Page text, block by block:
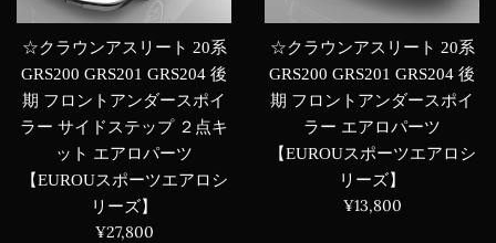
☆クラウンアスリート 20系
GRS200 GRS201 GRS204 後
期 フロントアンダースポイ
ラー サイドステップ ２点キ
ット エアロパーツ
【EUROUスポーツエアロシ
リーズ】
通
¥27,800
☆クラウンアスリート 20系
GRS200 GRS201 GRS204 後
期 フロントアンダースポイ
ラー エアロパーツ
【EUROUスポーツエアロシ
リーズ】
通
¥13,800